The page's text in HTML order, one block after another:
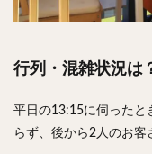
行列・混雑状況は
平日の13:15に伺ったと
らず、後から2人のお客